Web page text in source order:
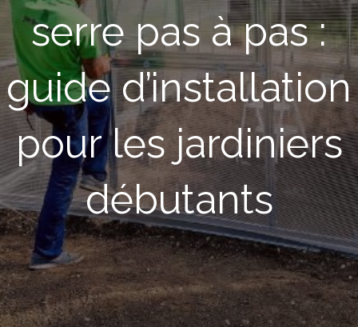
serre pas à pas :
guide d’installation
pour les jardiniers
débutants